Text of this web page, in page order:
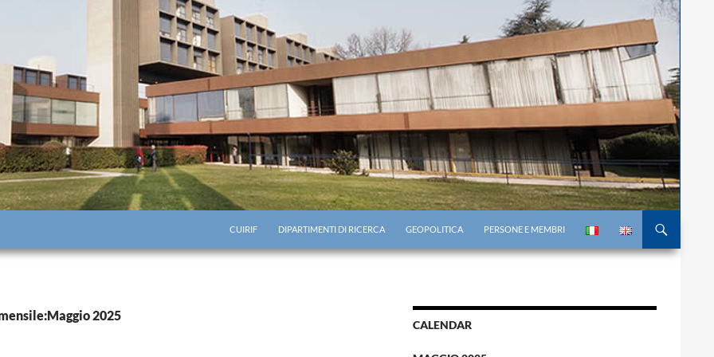
CUIRIF DIPARTIMENTI DI RICERCA GEOPOLITICA PERSONE E MEMBRI
2025
CALENDAR